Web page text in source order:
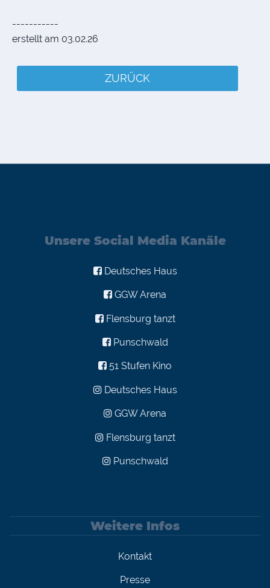
-----------
erstellt am 03.02.26
ZURÜCK
Unsere Social Media Kanäle
Deutsches Haus
GGW Arena
Flensburg tanzt
Punschwald
51 Stufen Kino
Deutsches Haus
GGW Arena
Flensburg tanzt
Punschwald
Weitere Infos
Kontakt
Presse